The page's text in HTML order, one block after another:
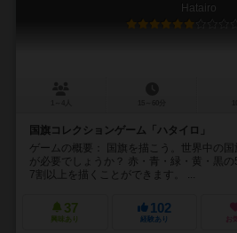
Hatairo
国旗コレクションゲーム「ハタイロ」
ゲームの概要： 国旗を描こう。世界中の国
が必要でしょうか？ 赤・青・緑・黄・黒
7割以上を描くことができます。 ...
37
興味あり
102
経験あり お